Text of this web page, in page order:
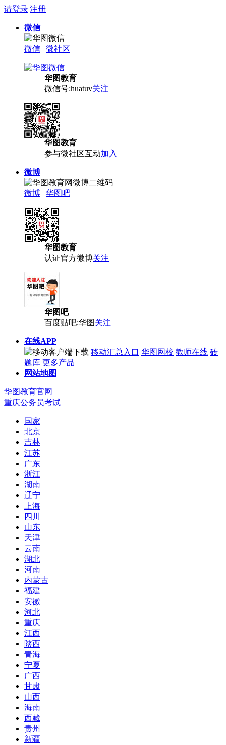
请登录|注册
微信
微信 | 微社区
华图教育
微信号:huatuv关注
华图教育
参与微社区互动加入
微博
微博 | 华图吧
华图教育
认证官方微博关注
华图吧
百度贴吧:华图关注
在线APP
移动汇总入口 华图网校 教师在线 砖
题库 更多产品
网站地图
华图教育官网
重庆公务员考试
国家
北京
吉林
江苏
广东
浙江
湖南
辽宁
上海
四川
山东
天津
云南
湖北
河南
内蒙古
福建
安徽
河北
重庆
江西
陕西
青海
宁夏
广西
甘肃
山西
海南
西藏
贵州
新疆